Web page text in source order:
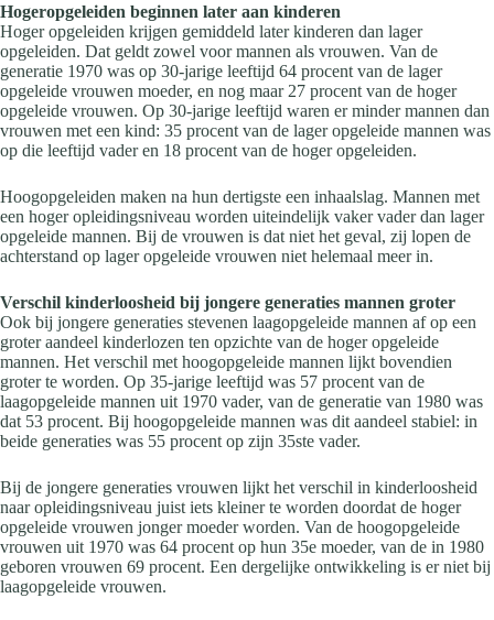
Hogeropgeleiden beginnen later aan kinderen
Hoger opgeleiden krijgen gemiddeld later kinderen dan lager
opgeleiden. Dat geldt zowel voor mannen als vrouwen. Van de
generatie 1970 was op 30-jarige leeftijd 64 procent van de lager
opgeleide vrouwen moeder, en nog maar 27 procent van de hoger
opgeleide vrouwen. Op 30-jarige leeftijd waren er minder mannen dan
vrouwen met een kind: 35 procent van de lager opgeleide mannen was
op die leeftijd vader en 18 procent van de hoger opgeleiden.
Hoogopgeleiden maken na hun dertigste een inhaalslag. Mannen met
een hoger opleidingsniveau worden uiteindelijk vaker vader dan lager
opgeleide mannen. Bij de vrouwen is dat niet het geval, zij lopen de
achterstand op lager opgeleide vrouwen niet helemaal meer in.
Verschil kinderloosheid bij jongere generaties mannen groter
Ook bij jongere generaties stevenen laagopgeleide mannen af op een
groter aandeel kinderlozen ten opzichte van de hoger opgeleide
mannen. Het verschil met hoogopgeleide mannen lijkt bovendien
groter te worden. Op 35-jarige leeftijd was 57 procent van de
laagopgeleide mannen uit 1970 vader, van de generatie van 1980 was
dat 53 procent. Bij hoogopgeleide mannen was dit aandeel stabiel: in
beide generaties was 55 procent op zijn 35ste vader.
Bij de jongere generaties vrouwen lijkt het verschil in kinderloosheid
naar opleidingsniveau juist iets kleiner te worden doordat de hoger
opgeleide vrouwen jonger moeder worden. Van de hoogopgeleide
vrouwen uit 1970 was 64 procent op hun 35e moeder, van de in 1980
geboren vrouwen 69 procent. Een dergelijke ontwikkeling is er niet bij
laagopgeleide vrouwen.